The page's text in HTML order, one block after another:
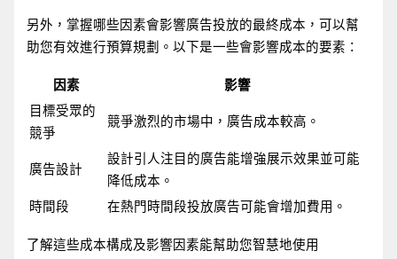
另外，掌握哪些因素會影響廣告投放的最終成本，可以幫
助您有效進行預算規劃。以下是一些會影響成本的要素：
因素
影響
目標受眾的
競爭
競爭激烈的市場中，廣告成本較高。
廣告設計
設計引人注目的廣告能增強展示效果並可能
降低成本。
時間段
在熱門時間段投放廣告可能會增加費用。
了解這些成本構成及影響因素能幫助您智慧地使用